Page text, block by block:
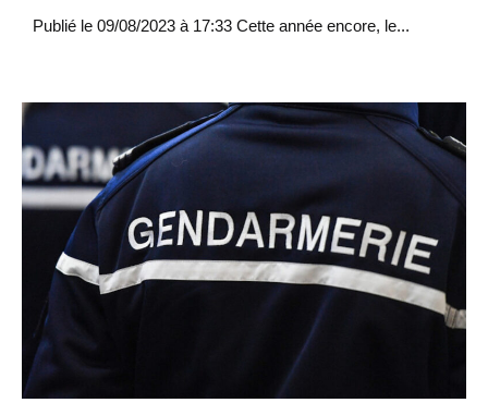
Publié le 09/08/2023 à 17:33 Cette année encore, le...